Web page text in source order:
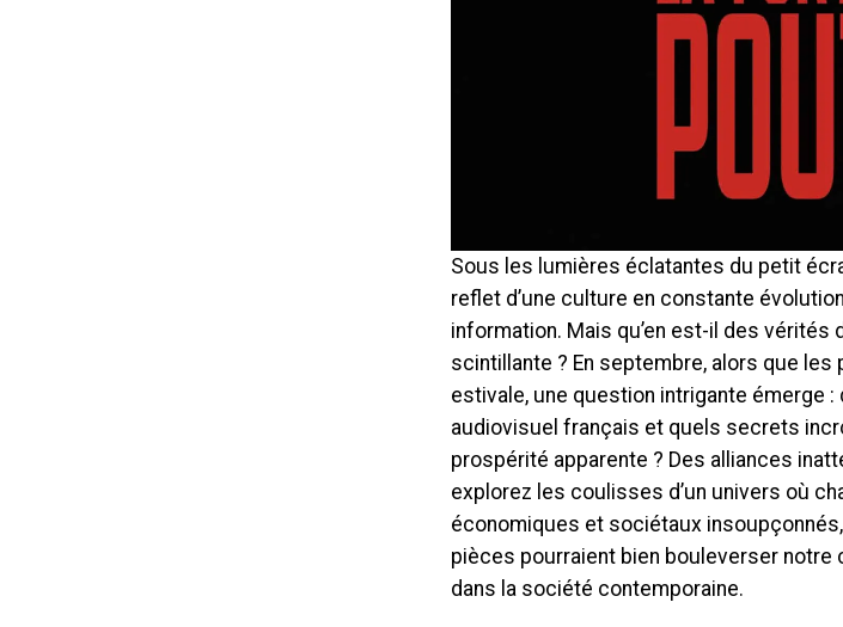
Sous les lumières éclatantes du petit
reflet d’une culture en constante
information. Mais qu’en est-il des
scintillante ? En septembre, alors que
estivale, une question intrigante émerge
audiovisuel français et quels secrets
prospérité apparente ? Des alliances
explorez les coulisses d’un univers où
économiques et sociétaux
pièces pourraient bien bouleverser notre
dans la société contemporaine.